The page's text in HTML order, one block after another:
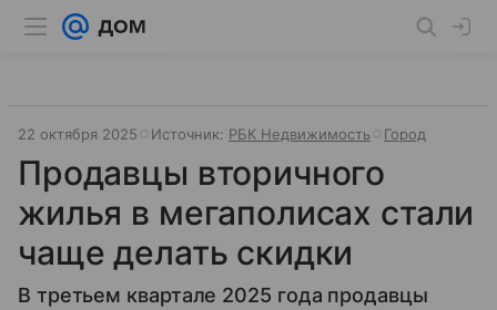
22 октября 2025 Источник: РБК Недвижимость Город
Продавцы вторичного
жилья в мегаполисах стали
чаще делать скидки
В третьем квартале 2025 года продавцы